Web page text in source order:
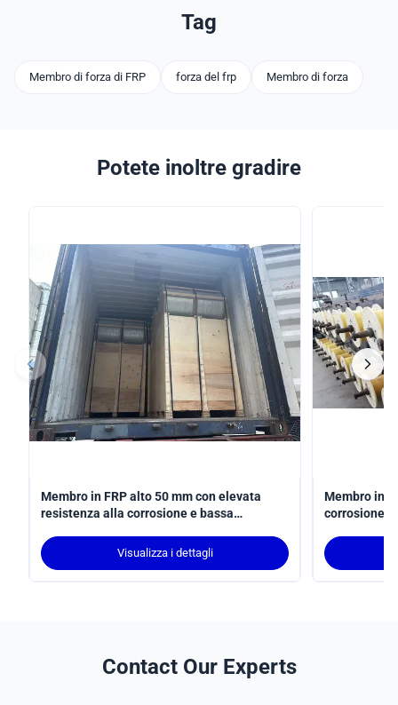
Tag
Membro di forza di FRP forza del frp Membro di forza
Potete inoltre gradire
Membro in FRP alto 50 mm con elevata
resistenza alla corrosione e bassa
duraturo
Visualizza i dettagli
Membro in
corrosione
per
Contact Our Experts